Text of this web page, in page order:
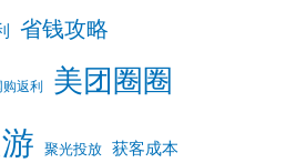
省钱攻略
购返利 美团圈圈
聚光投放 获客成本